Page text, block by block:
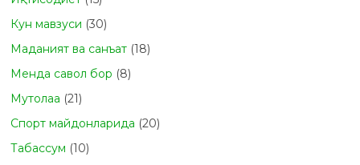
Кун мавзуси (30)
Маданият ва санъат (18)
Менда савол бор (8)
Мутолаа (21)
Спорт майдонларида (20)
Табасcум (10)